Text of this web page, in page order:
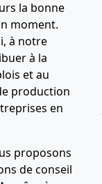
la bonne
moment.
à notre
à la
et au
production
en
proposons
de conseil